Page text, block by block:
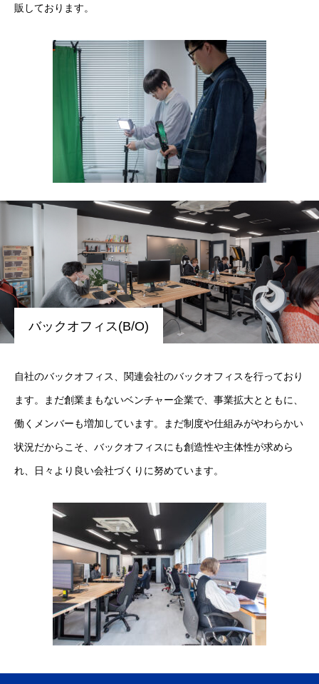
COMPANY 会社について
BUSINESS 仕事について
リクルート
NEWS お知らせ
プライバシーポリシー
販しております。
バックオフィス(B/O)
自社のバックオフィス、関連会社のバックオフィスを行っており
ます。まだ創業まもないベンチャー企業で、事業拡大とともに、
働くメンバーも増加しています。まだ制度や仕組みがやわらかい
状況だからこそ、バックオフィスにも創造性や主体性が求めら
れ、日々より良い会社づくりに努めています。